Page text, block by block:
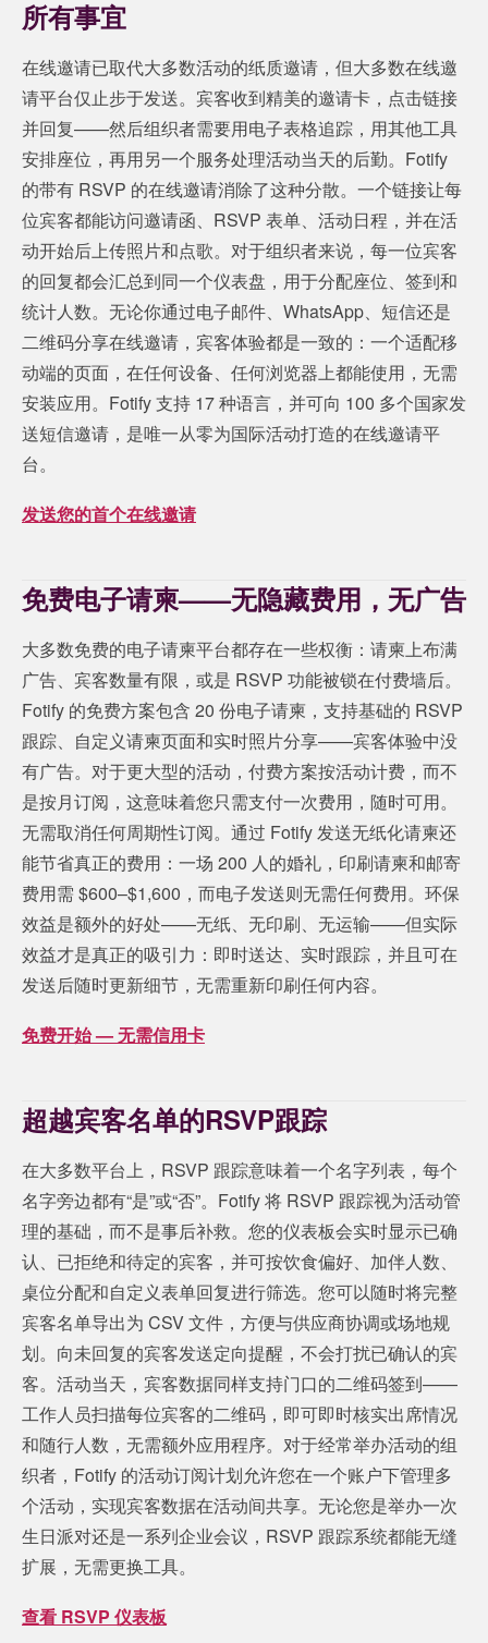
所有事宜
在线邀请已取代大多数活动的纸质邀请，但大多数在线邀
请平台仅止步于发送。宾客收到精美的邀请卡，点击链接
并回复——然后组织者需要用电子表格追踪，用其他工具
安排座位，再用另一个服务处理活动当天的后勤。Fotify
的带有 RSVP 的在线邀请消除了这种分散。一个链接让每
位宾客都能访问邀请函、RSVP 表单、活动日程，并在活
动开始后上传照片和点歌。对于组织者来说，每一位宾客
的回复都会汇总到同一个仪表盘，用于分配座位、签到和
统计人数。无论你通过电子邮件、WhatsApp、短信还是
二维码分享在线邀请，宾客体验都是一致的：一个适配移
动端的页面，在任何设备、任何浏览器上都能使用，无需
安装应用。Fotify 支持 17 种语言，并可向 100 多个国家发
送短信邀请，是唯一从零为国际活动打造的在线邀请平
台。
发送您的首个在线邀请
免费电子请柬——无隐藏费用，无广告
大多数免费的电子请柬平台都存在一些权衡：请柬上布满
广告、宾客数量有限，或是 RSVP 功能被锁在付费墙后。
Fotify 的免费方案包含 20 份电子请柬，支持基础的 RSVP
跟踪、自定义请柬页面和实时照片分享——宾客体验中没
有广告。对于更大型的活动，付费方案按活动计费，而不
是按月订阅，这意味着您只需支付一次费用，随时可用。
无需取消任何周期性订阅。通过 Fotify 发送无纸化请柬还
能节省真正的费用：一场 200 人的婚礼，印刷请柬和邮寄
费用需 $600–$1,600，而电子发送则无需任何费用。环保
效益是额外的好处——无纸、无印刷、无运输——但实际
效益才是真正的吸引力：即时送达、实时跟踪，并且可在
发送后随时更新细节，无需重新印刷任何内容。
免费开始 — 无需信用卡
超越宾客名单的RSVP跟踪
在大多数平台上，RSVP 跟踪意味着一个名字列表，每个
名字旁边都有“是”或“否”。Fotify 将 RSVP 跟踪视为活动管
理的基础，而不是事后补救。您的仪表板会实时显示已确
认、已拒绝和待定的宾客，并可按饮食偏好、加伴人数、
桌位分配和自定义表单回复进行筛选。您可以随时将完整
宾客名单导出为 CSV 文件，方便与供应商协调或场地规
划。向未回复的宾客发送定向提醒，不会打扰已确认的宾
客。活动当天，宾客数据同样支持门口的二维码签到——
工作人员扫描每位宾客的二维码，即可即时核实出席情况
和随行人数，无需额外应用程序。对于经常举办活动的组
织者，Fotify 的活动订阅计划允许您在一个账户下管理多
个活动，实现宾客数据在活动间共享。无论您是举办一次
生日派对还是一系列企业会议，RSVP 跟踪系统都能无缝
扩展，无需更换工具。
查看 RSVP 仪表板